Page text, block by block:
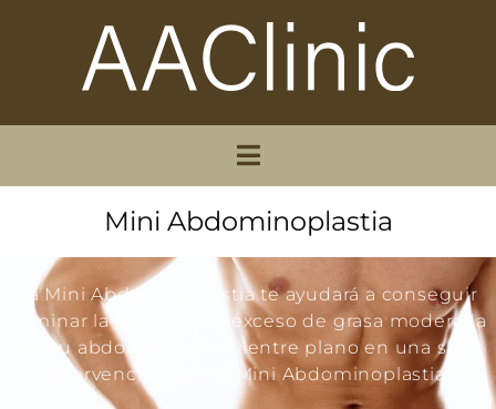
Mini Abdominoplastia
La Mini Abdominoplastia te ayudará a conseguir
eliminar la flacidez y el exceso de grasa moderada
de tu abdomen. Luce vientre plano en una sola
intervención con la Mini Abdominoplastia.